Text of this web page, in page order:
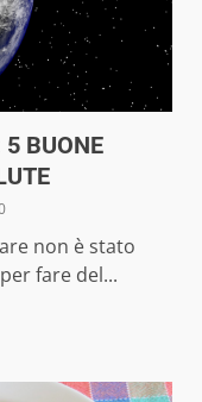
BUONE
non è stato
fare del...